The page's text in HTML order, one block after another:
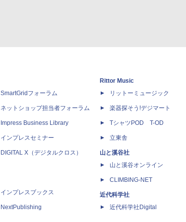
SmartGridフォーラム
ネットショップ担当者フォーラム
Impress Business Library
インプレスセミナー
DIGITAL X（デジタルクロス）
インプレスブックス
NextPublishing
Rittor Music
リットーミュージック
楽器探そう!デジマート
TシャツPOD T-OD
立東舎
山と溪谷社
山と溪谷オンライン
CLIMBING-NET
近代科学社
近代科学社Digital